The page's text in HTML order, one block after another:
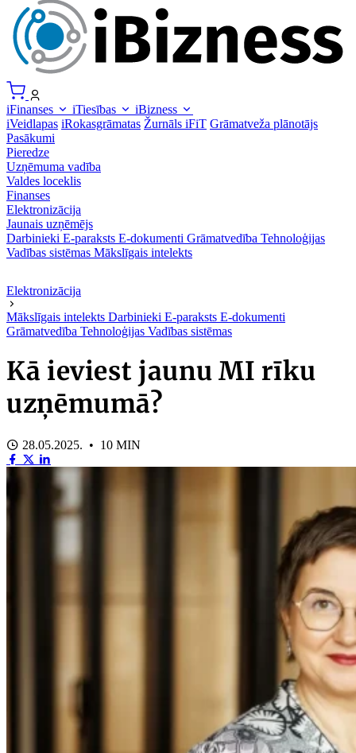
iFinanses iTiesības
iBizness
iVeidlapas iRokasgrāmatas Žurnāls iFiT Grāmatveža plānotājs
Pasākumi
Pieredze
Uzņēmuma vadība
Valdes loceklis
Finanses
Elektronizācija
Jaunais uzņēmējs
Darbinieki E-paraksts E-dokumenti Grāmatvedība Tehnoloģijas
Vadības sistēmas Mākslīgais intelekts
Elektronizācija
Mākslīgais intelekts Darbinieki E-paraksts E-dokumenti
Grāmatvedība Tehnoloģijas Vadības sistēmas
Kā ieviest jaunu MI rīku
uzņēmumā?
28.05.2025. • 10 MIN